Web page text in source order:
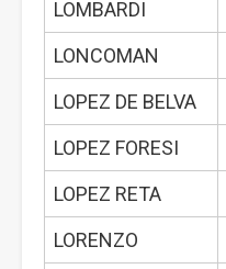
LOMBARDI
LONCOMAN
LOPEZ DE BELVA
LOPEZ FORESI
LOPEZ RETA
LORENZO